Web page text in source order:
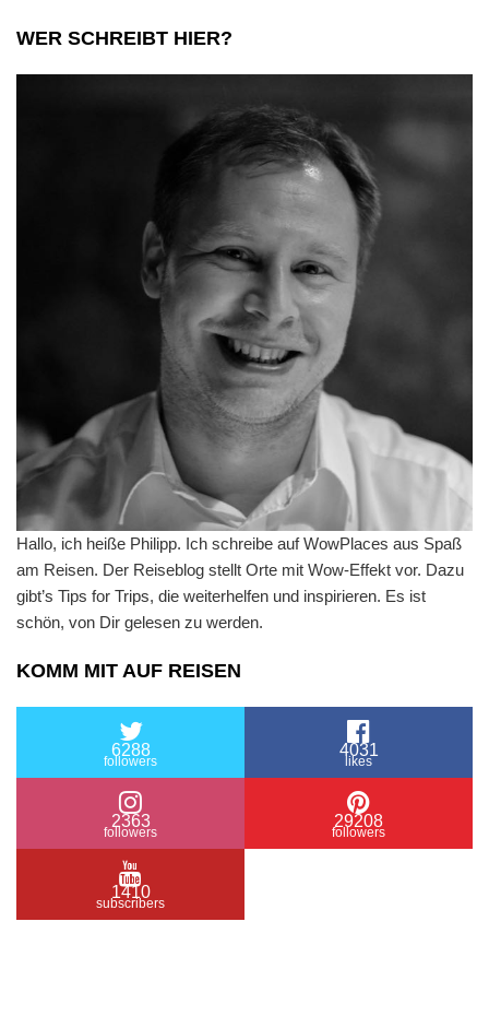
WER SCHREIBT HIER?
Hallo, ich heiße Philipp. Ich schreibe auf WowPlaces aus Spaß
am Reisen. Der Reiseblog stellt Orte mit Wow-Effekt vor. Dazu
gibt’s Tips for Trips, die weiterhelfen und inspirieren. Es ist
schön, von Dir gelesen zu werden.
KOMM MIT AUF REISEN
6288
followers
4031
likes
2363
followers
29208
followers
1410
subscribers